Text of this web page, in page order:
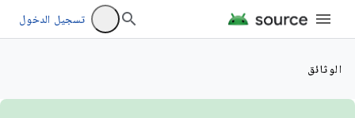
تسجيل الدخول
الوثائق